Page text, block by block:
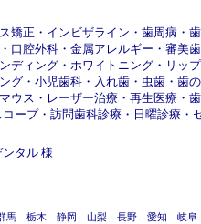
矯正 ・ インビザライン ・ 歯周病 ・
・ 口腔外科 ・ 金属アレルギー ・ 審美
ディング ・ ホワイトニング ・ リッ
グ ・ 小児歯科 ・ 入れ歯 ・ 虫歯 ・ 歯
ウス ・ レーザー治療 ・ 再生医療 ・
コープ・ 訪問歯科診療 ・ 日曜診療 ・
ンタル 様
馬 栃木 静岡 山梨 長野 愛知 岐阜